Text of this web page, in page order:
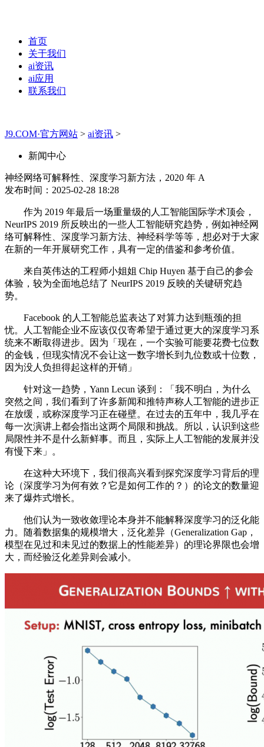
首页
关于我们
ai资讯
ai应用
联系我们
J9.COM·官方网站 > ai资讯 >
新闻中心
神经网络可解释性、深度学习新方法，2020 年 A
发布时间：2025-02-28 18:28
作为 2019 年最后一场重量级的人工智能国际学术顶会，
NeurIPS 2019 所反映出的一些人工智能研究趋势，例如神经网
络可解释性、深度学习新方法、神经科学等等，想必对于大家
在新的一年开展研究工作，具有一定的借鉴和参考价值。
来自英伟达的工程师小姐姐 Chip Huyen 基于自己的参会
体验，较为全面地总结了 NeurIPS 2019 反映的关键研究趋
势。
Facebook 的人工智能总监表达了对算力达到瓶颈的担
忧。人工智能企业不应该仅仅寄希望于通过更大的深度学习系
统来不断取得进步。因为「现在，一个实验可能要花费七位数
的金钱，但现实情况不会让这一数字增长到九位数或十位数，
因为没人负担得起这样的开销」
针对这一趋势，Yann Lecun 谈到：「我不明白，为什么
突然之间，我们看到了许多新闻和推特声称人工智能的进步正
在放缓，或称深度学习正在碰壁。在过去的五年中，我几乎在
每一次演讲上都会指出这两个局限和挑战。所以，认识到这些
局限性并不是什么新鲜事。而且，实际上人工智能的发展并没
有慢下来」。
在这种大环境下，我们很高兴看到探究深度学习背后的理
论（深度学习为何有效？它是如何工作的？）的论文的数量迎
来了爆炸式增长。
他们认为一致收敛理论本身并不能解释深度学习的泛化能
力。随着数据集的规模增大，泛化差异（Generalization Gap，
模型在见过和未见过的数据上的性能差异）的理论界限也会增
大，而经验泛化差异则会减小。